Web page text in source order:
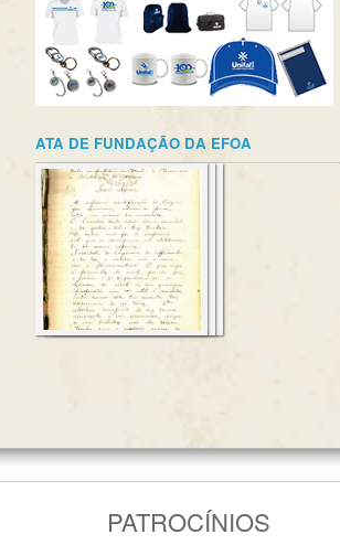
ATA DE FUNDAÇÃO DA EFOA
PATROCÍNIOS